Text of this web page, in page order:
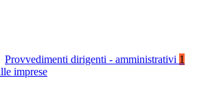
Provvedimenti dirigenti - amministrativi 1
imprese